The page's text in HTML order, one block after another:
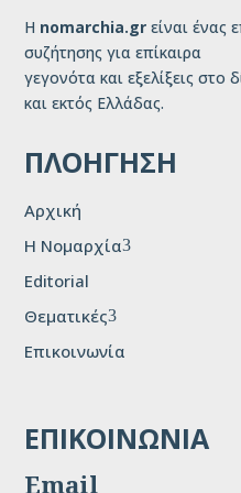
Η nomarchia.gr είναι ένας
συζήτησης για επίκαιρα
γεγονότα και εξελίξεις στο
και εκτός Ελλάδας.
ΠΛΟΗΓΗΣΗ
Αρχική
H Νομαρχία3
Editorial
Θεματικές3
Επικοινωνία
ΕΠΙΚΟΙΝΩΝΙΑ
Email